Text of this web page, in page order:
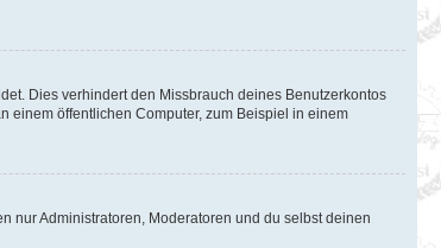
Dies verhindert den Missbrauch deines Benutzerkontos
einem öffentlichen Computer, zum Beispiel in einem
nur Administratoren, Moderatoren und du selbst deinen